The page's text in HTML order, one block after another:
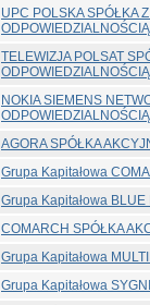
UPC POLSKA SPÓŁKA
ODPOWIEDZIALNOŚCIĄ
TELEWIZJA POLSAT
ODPOWIEDZIALNOŚCIĄ
NOKIA SIEMENS
ODPOWIEDZIALNOŚCIĄ
AGORA SPÓŁKA
Grupa Kapitałowa
Grupa Kapitałowa
COMARCH SPÓŁKA
Grupa Kapitałowa
Grupa Kapitałowa